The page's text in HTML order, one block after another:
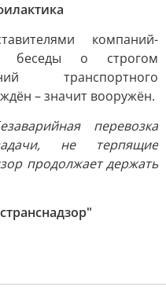
компаний-
беседы о строгом
транспортного
– значит вооружён.
перевозка
не терпящие
продолжает держать